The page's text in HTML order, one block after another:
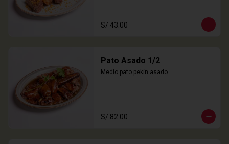
S/ 43.00
Pato Asado 1/2
Medio pato pekín asado
S/ 82.00